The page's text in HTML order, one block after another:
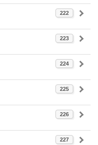
222
223
224
225
226
227